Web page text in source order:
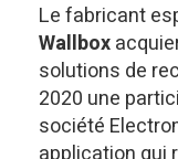
Le fabricant
Wallbox
solutions de
2020 une
société